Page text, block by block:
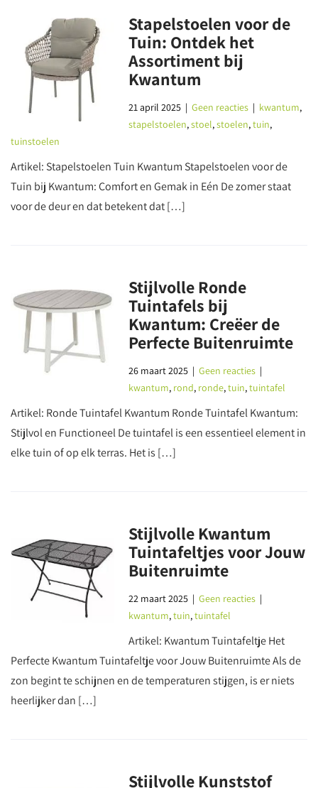
Stapelstoelen voor de
Tuin: Ontdek het
Assortiment bij
Kwantum
21 april 2025 |Geen reacties | kwantum,
stapelstoelen,stoel,stoelen,tuin,
tuinstoelen
Artikel: Stapelstoelen Tuin Kwantum Stapelstoelen voor de
Tuin bij Kwantum: Comfort en Gemak in Eén De zomer staat
voor de deur en dat betekent dat […]
Stijlvolle Ronde
Tuintafels bij
Kwantum: Creëer de
Perfecte Buitenruimte
26 maart 2025 |Geen reacties |
kwantum, rond, ronde,tuin,tuintafel
Artikel: Ronde Tuintafel Kwantum Ronde Tuintafel Kwantum:
Stijlvol en Functioneel De tuintafel is een essentieel element in
elke tuin of op elk terras. Het is […]
Stijlvolle Kwantum
Tuintafeltjes voor Jouw
Buitenruimte
22 maart 2025 |Geen reacties |
kwantum,tuin,tuintafel
Artikel: Kwantum Tuintafeltje Het
Perfecte Kwantum Tuintafeltje voor Jouw Buitenruimte Als de
zon begint te schijnen en de temperaturen stijgen, is er niets
heerlijker dan […]
Stijlvolle Kunststof